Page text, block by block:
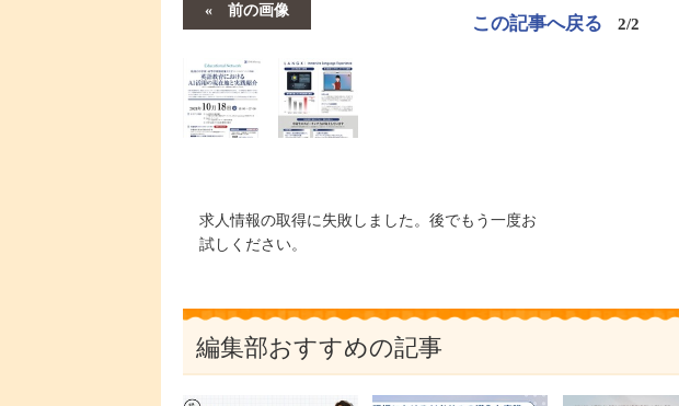
前の画像
この記事へ戻る 2/2
求人情報の取得に失敗しました。後でもう一度お
試しください。
編集部おすすめの記事